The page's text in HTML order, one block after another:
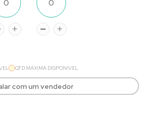
QTD MÁXIMA DISPONÍVEL
com um vendedor